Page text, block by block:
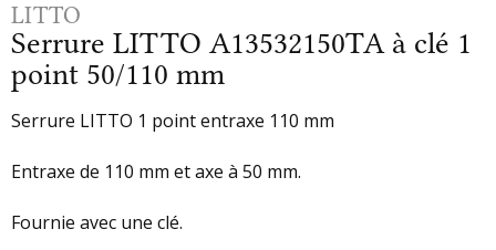
LITTO
Serrure LITTO A13532150TA à clé 1
point 50/110 mm
Serrure LITTO 1 point entraxe 110 mm
Entraxe de 110 mm et axe à 50 mm.
Fournie avec une clé.